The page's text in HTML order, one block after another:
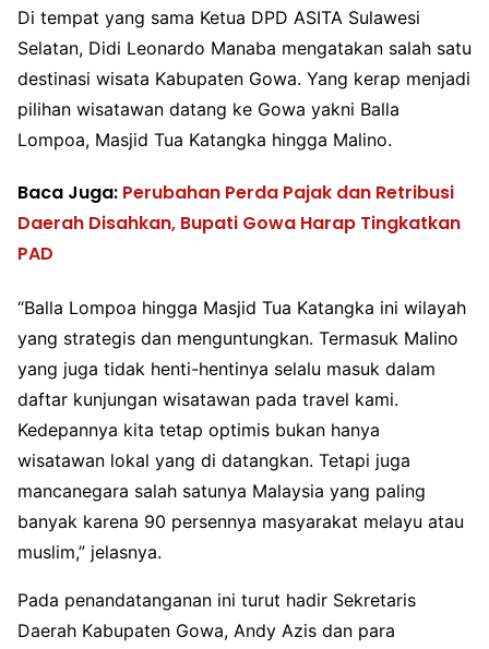
Di tempat yang sama Ketua DPD ASITA Sulawesi
Selatan, Didi Leonardo Manaba mengatakan salah satu
destinasi wisata Kabupaten Gowa. Yang kerap menjadi
pilihan wisatawan datang ke Gowa yakni Balla
Lompoa, Masjid Tua Katangka hingga Malino.
Baca Juga: Perubahan Perda Pajak dan Retribusi
Daerah Disahkan, Bupati Gowa Harap Tingkatkan
PAD
“Balla Lompoa hingga Masjid Tua Katangka ini wilayah
yang strategis dan menguntungkan. Termasuk Malino
yang juga tidak henti-hentinya selalu masuk dalam
daftar kunjungan wisatawan pada travel kami.
Kedepannya kita tetap optimis bukan hanya
wisatawan lokal yang di datangkan. Tetapi juga
mancanegara salah satunya Malaysia yang paling
banyak karena 90 persennya masyarakat melayu atau
muslim,” jelasnya.
Pada penandatanganan ini turut hadir Sekretaris
Daerah Kabupaten Gowa, Andy Azis dan para